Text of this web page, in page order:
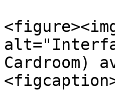
Cardroom)